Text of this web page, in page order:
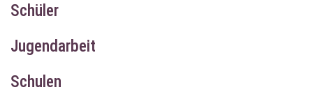
Schüler
Jugendarbeit
Schulen